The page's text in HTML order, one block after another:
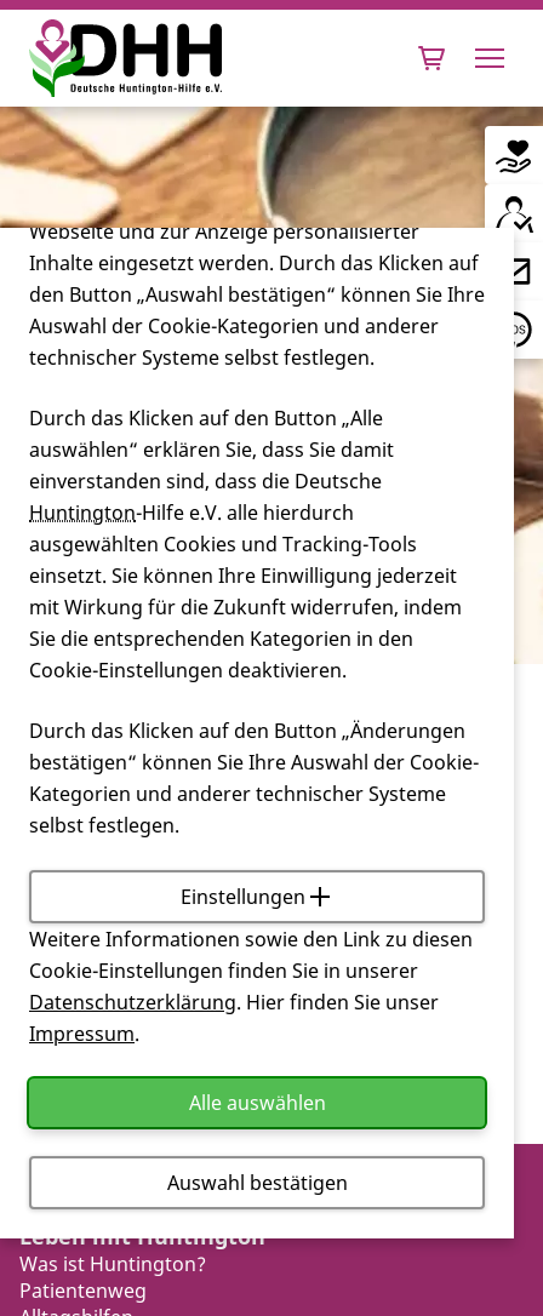
Leben mit Huntington
Forschung
Miteinander
Verein
Service
Paternale Vererbung
Vererbung über den Vater
Leben mit Huntington
Was ist Huntington?
Patientenweg
Cookie-Einstellungen
Diese Webseite setzt verschiedene Cookies und
Tracking-Tools ein. Dies beinhaltet Cookies und
Tracking-Tools, die für den Betrieb der Webseite
technisch notwendig sind, die zu statistischen
Zwecken sowie zur besseren Bedienbarkeit der
Webseite und zur Anzeige personalisierter
Inhalte eingesetzt werden. Durch das Klicken auf
den Button „Auswahl bestätigen“ können Sie Ihre
Auswahl der Cookie-Kategorien und anderer
technischer Systeme selbst festlegen.
Durch das Klicken auf den Button „Alle
auswählen“ erklären Sie, dass Sie damit
einverstanden sind, dass die Deutsche
Huntington-Hilfe e.V. alle hierdurch
ausgewählten Cookies und Tracking-Tools
einsetzt. Sie können Ihre Einwilligung jederzeit
mit Wirkung für die Zukunft widerrufen, indem
Sie die entsprechenden Kategorien in den
Cookie-Einstellungen deaktivieren.
Durch das Klicken auf den Button „Änderungen
bestätigen“ können Sie Ihre Auswahl der Cookie-
Kategorien und anderer technischer Systeme
selbst festlegen.
Einstellungen
Weitere Informationen sowie den Link zu diesen
Cookie-Einstellungen finden Sie in unserer
Datenschutzerklärung. Hier finden Sie unser
Impressum.
Alle auswählen
Auswahl bestätigen